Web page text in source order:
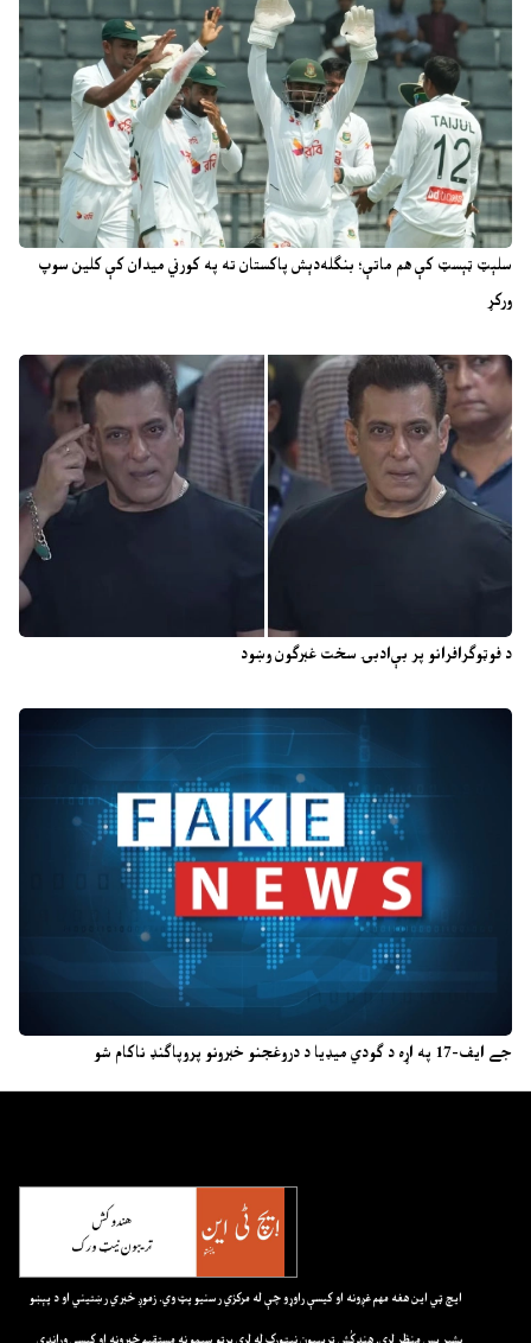
سلېټ ټېسټ کې هم ماتې؛ بنګله‌دېش پاکستان ته په کورني میدان کې کلین سوپ
ورکړ
د فوټوګرافرانو پر بې‌ادبۍ سخت غبرګون وښود
جے ایف-17 په اړه د ګودي میډیا د دروغجنو خبرونو پروپاګنډ ناکام شو
ايچ ټي اين هغه مهم غږونه او کيسې راوړو چې له مرکزي رسنيو پټ وي. زموږ خبري رښتيني او د پېښو